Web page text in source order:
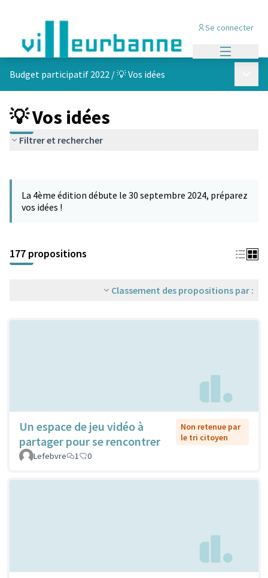
Se connecter
Budget participatif 2022 /💡 Vos idées
💡 Vos idées
Filtrer et rechercher
−
La 4ème édition débute le 30 septembre 2024, préparez
vos idées !
177 propositions
Classement des propositions par :
Un espace de jeu vidéo à
partager pour se rencontrer
Non retenue par
le tri citoyen
Lefebvre
1 0